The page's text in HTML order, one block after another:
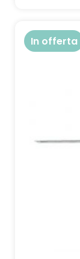
In offerta